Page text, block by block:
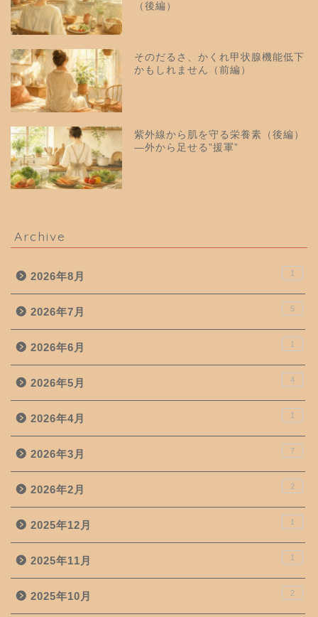
（後編）
そのだるさ、かくれ甲状腺機能低下
かもしれません（前編）
紫外線から肌を守る栄養素（後編）
—外から足せる”援軍”
Archive
2026年8月 1
2026年7月 5
2026年6月 1
2026年5月 4
2026年4月 1
2026年3月 7
2026年2月 2
2025年12月 1
2025年11月 1
2025年10月 2